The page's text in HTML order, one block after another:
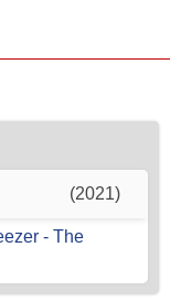
(2021)
- The